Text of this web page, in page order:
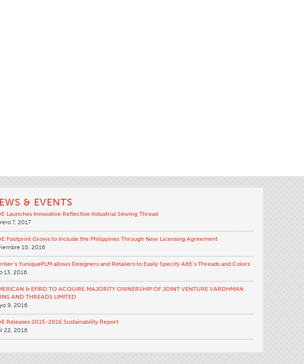
& EVENTS
Launches Innovative Reflective Industrial Sewing Thread
7, 2017
Footprint Grows to Include the Philippines Through New Licensing Agreement
10, 2016
YuniquePLM allows Designers and Retailers to Easily Specify A&E’s Threads and Colors
13, 2016
& EFIRD TO ACQUIRE MAJORITY OWNERSHIP OF JOINT VENTURE VARDHMAN
AND THREADS LIMITED
9, 2016
Releases 2015-2016 Sustainability Report
22, 2016